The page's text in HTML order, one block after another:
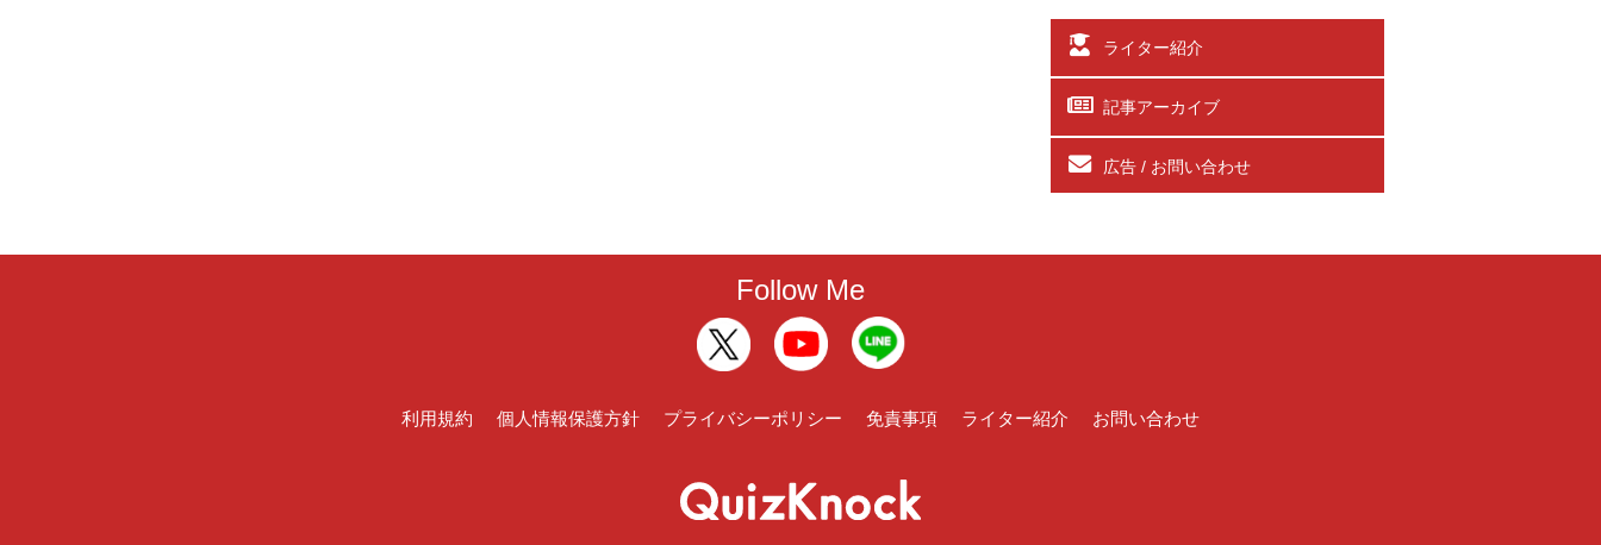
ライター紹介
記事アーカイブ
広告 / お問い合わせ
Follow Me
利用規約 個人情報保護方針 プライバシーポリシー 免責事項 ライター紹介 お問い合わせ